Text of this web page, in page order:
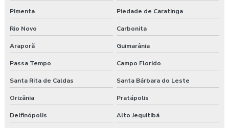
Pimenta Piedade de Caratinga
Rio Novo Carbonita
Araporã Guimarânia
Passa Tempo Campo Florido
Santa Rita de Caldas Santa Bárbara do Leste
Orizânia Pratápolis
Delfinópolis Alto Jequitibá